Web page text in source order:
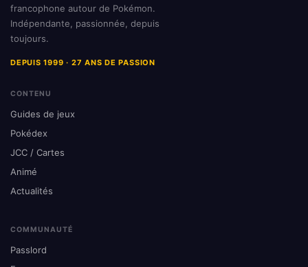
francophone autour de Pokémon.
Indépendante, passionnée, depuis
toujours.
DEPUIS 1999 · 27 ANS DE PASSION
CONTENU
Guides de jeux
Pokédex
JCC / Cartes
Animé
Actualités
COMMUNAUTÉ
Passlord